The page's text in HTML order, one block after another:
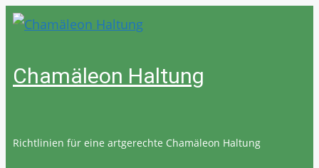
Zum
Chamäleon Haltung
Richtlinien für eine artgerechte Chamäleon Haltung